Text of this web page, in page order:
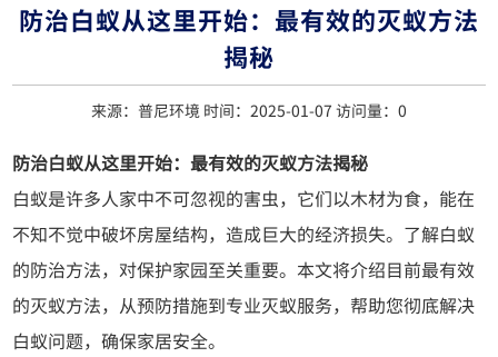
防治白蚁从这里开始：最有效的灭蚁方法
揭秘
来源：普尼环境 时间：2025-01-07 访问量： 0
防治白蚁从这里开始：最有效的灭蚁方法揭秘
白蚁是许多人家中不可忽视的害虫，它们以木材为食，能在
不知不觉中破坏房屋结构，造成巨大的经济损失。了解白蚁
的防治方法，对保护家园至关重要。本文将介绍目前最有效
的灭蚁方法，从预防措施到专业灭蚁服务，帮助您彻底解决
白蚁问题，确保家居安全。